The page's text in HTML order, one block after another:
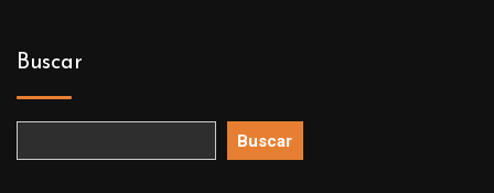
Buscar
Buscar